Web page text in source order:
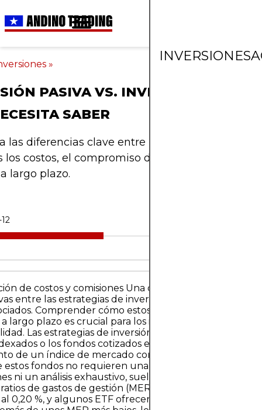
INVERSIONES
»
PASIVA VS. INVERSIÓN
SABER
las diferencias clave entre la inversión pasiva y
los costos, el compromiso de tiempo y las
largo plazo.
de costos y comisiones Una de las diferencias más
entre las estrategias de inversión pasiva y activa
Comprender cómo estos costos afectan el
largo plazo es crucial para los inversores que buscan
Las estrategias de inversión pasiva, como la
o los fondos cotizados en bolsa (ETF), buscan
de un índice de mercado como el S&P 500 o el FTSE
estos fondos no requieren una gestión de cartera
ni un análisis exhaustivo, suelen tener comisiones
ratios de gastos de gestión (MER) de los fondos pasivos
0,20 %, y algunos ETF ofrecen comisiones de tan solo